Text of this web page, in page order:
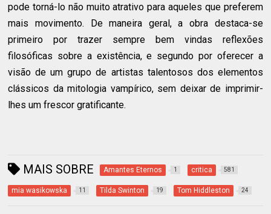
pode torná-lo não muito atrativo para aqueles que preferem
mais movimento. De maneira geral, a obra destaca-se
primeiro por trazer sempre bem vindas reflexões
filosóficas sobre a existência, e segundo por oferecer a
visão de um grupo de artistas talentosos dos elementos
clássicos da mitologia vampírico, sem deixar de imprimir-
lhes um frescor gratificante.
MAIS SOBRE Amantes Eternos 1 critica 581
mia wasikowska 11 Tilda Swinton 19 Tom Hiddleston 24